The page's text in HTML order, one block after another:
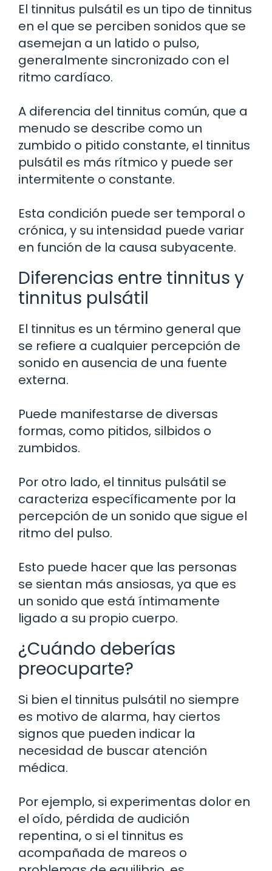
El tinnitus pulsátil es un tipo de tinnitus
en el que se perciben sonidos que se
asemejan a un latido o pulso,
generalmente sincronizado con el
ritmo cardíaco.
A diferencia del tinnitus común, que a
menudo se describe como un
zumbido o pitido constante, el tinnitus
pulsátil es más rítmico y puede ser
intermitente o constante.
Esta condición puede ser temporal o
crónica, y su intensidad puede variar
en función de la causa subyacente.
Diferencias entre tinnitus y
tinnitus pulsátil
El tinnitus es un término general que
se refiere a cualquier percepción de
sonido en ausencia de una fuente
externa.
Puede manifestarse de diversas
formas, como pitidos, silbidos o
zumbidos.
Por otro lado, el tinnitus pulsátil se
caracteriza específicamente por la
percepción de un sonido que sigue el
ritmo del pulso.
Esto puede hacer que las personas
se sientan más ansiosas, ya que es
un sonido que está íntimamente
ligado a su propio cuerpo.
¿Cuándo deberías
preocuparte?
Si bien el tinnitus pulsátil no siempre
es motivo de alarma, hay ciertos
signos que pueden indicar la
necesidad de buscar atención
médica.
Por ejemplo, si experimentas dolor en
el oído, pérdida de audición
repentina, o si el tinnitus es
acompañada de mareos o